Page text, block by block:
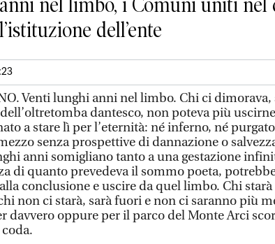
dell’ente
Venti lunghi anni nel limbo. Chi ci dimorava,
dantesco, non poteva più
a stare lì per l’eternità: né inferno, né
senza prospettive di dannazione o
anni somigliano tanto a una gestazione
di quanto prevedeva il sommo poeta,
conclusione e uscire da quel limbo. Chi
non ci starà, sarà fuori e non ci saranno più
davvero oppure per il parco del Monte Arci